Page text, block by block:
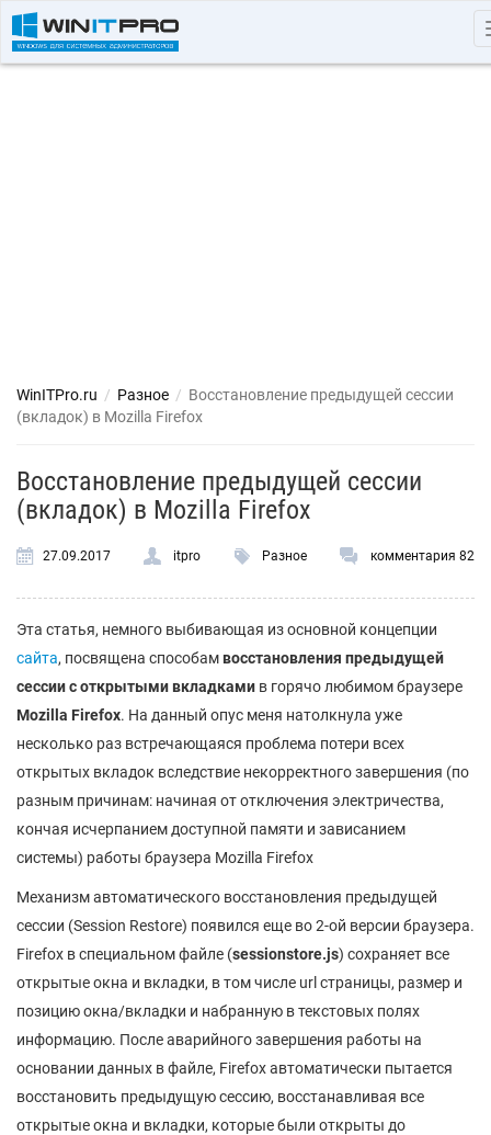
WinITPro.ru / Разное / Восстановление предыдущей сессии
(вкладок) в Mozilla Firefox
Восстановление предыдущей сессии
(вкладок) в Mozilla Firefox
27.09.2017 itpro Разное комментария 82
Эта статья, немного выбивающая из основной концепции
сайта, посвящена способам восстановления предыдущей
сессии с открытыми вкладками в горячо любимом браузере
Mozilla Firefox. На данный опус меня натолкнула уже
несколько раз встречающаяся проблема потери всех
открытых вкладок вследствие некорректного завершения (по
разным причинам: начиная от отключения электричества,
кончая исчерпанием доступной памяти и зависанием
системы) работы браузера Mozilla Firefox
Механизм автоматического восстановления предыдущей
сессии (Session Restore) появился еще во 2-ой версии браузера.
Firefox в специальном файле (sessionstore.js) сохраняет все
открытые окна и вкладки, в том числе url страницы, размер и
позицию окна/вкладки и набранную в текстовых полях
информацию. После аварийного завершения работы на
основании данных в файле, Firefox автоматически пытается
восстановить предыдущую сессию, восстанавливая все
открытые окна и вкладки, которые были открыты до